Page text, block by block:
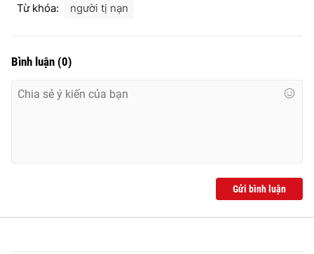
Liên hệ tòa soạn
Từ khóa: người tị nạn
Bình luận (0)
Gửi bình luận